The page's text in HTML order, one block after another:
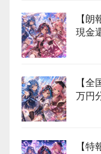
【
現金
【
万円
【